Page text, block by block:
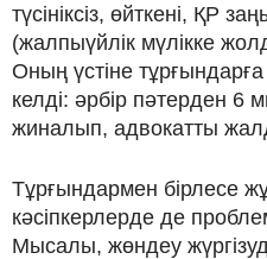
түсініксіз, өйткені, ҚР
(жалпыүйлік мүлікке
Оның үстіне тұрғындарға
келді: әрбір пәтерден 6
жиналып, адвокатты
Тұрғындармен бірлесе
кәсіпкерлерде де
Мысалы, жөндеу